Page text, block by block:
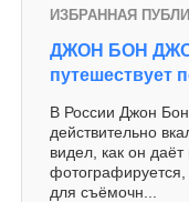
ИЗБРАННАЯ
ДЖОН БОН
путешествует
В России Джон
действительно
видел, как он даёт
фотографируется,
для съёмочн...